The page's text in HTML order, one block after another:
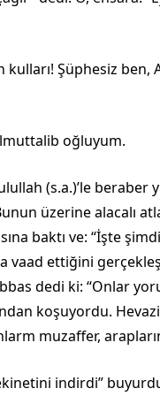
kulları! Şüphesiz
oğluyum.
(s.a.)’le beraber
üzerine alacalı
baktı ve: “İşte şimdi
vaad ettiğini
dedi ki: “Onlar
koşuyordu.
muzaffer,
indirdi”